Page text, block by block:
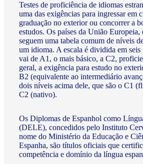
Testes de proficiência de idiomas
uma das exigências para ingressar em
graduação no exterior ou concorrer a
estudos. Os países da União Europeia,
seguem uma tabela comum de níveis
um idioma. A escala é dividida em seis
vai de A1, o mais básico, a C2,
geral, a exigência para estudo no
B2 (equivalente ao intermediário
dois níveis acima dele, que são o C1
C2 (nativo).
Os Diplomas de Espanhol como
(DELE), concedidos pelo Instituto
nome do Ministério da Educação e
Espanha, são títulos oficiais que
competência e domínio da língua